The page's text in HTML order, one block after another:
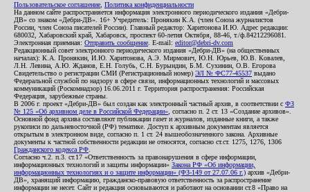
Пользовательское соглашение Политика конфиденциальности
На данном сайте распространяется информация электронного периодического издания «Дебри-
ДВ» со знаком «Дебри-ДВ». 16+ Учредитель: Пронякин К.А. (член Союза журналистов
России, член Союза писателей России). Главный редактор: Харитонова И.Ю. Адрес редакции:
680032, Хабаровский край, Хабаровск, проспект 60-летия Октября, 88-46, т./ф.84212296081.
Электронная приемная: Отправить сообщение . E-mail: editor@debri-dv.com
Редакционный совет электронного периодического издания «Дебри-ДВ» (на общественных
началах): К.А. Пронякин, И.Ю. Харитонова, А.Э. Мирмович, Ю.Н. Юрьев, Ю.В. Ковалев,
Л.Н. Левина, А.Ю. Жданов, Е.Н. Голубь, С.Н. Бурындин, Б.М. Сухинин, О.В. Егорова
Свидетельство о регистрации СМИ (Регистрационный номер) ЭЛ № ФС77-45537 выдано
Федеральной службой по надзору в сфере связи, информационных технологий и массовых
коммуникаций (Роскомнадзор) 16.06.2011 г. Территория распространения: Российская
Федерация, зарубежные страны.
В 2006 г. проект «Дебри-ДВ» был создан как электронный частный архив, в соответствии с ФЗ
№ 125 «Об архивном деле в Российской Федерации» , согласно п. 2 ст. 13 «Создание архивов».
Основной фонд архива составляют публикации газет и журналов, изданные книги, а также
рукописи по дальневосточной (РФ) тематике. Доступ к архивным документам является
открытым в электронном виде, согласно п. 1 ст. 24 вышеобозначенного закона. Архивные
документы к частной собственности редакции не относятся, согласно ст.ст. 1275, 1276, 1306
Гражданского кодекса РФ
Согласно ч.2. п.3. ст.17 «Ответственность за правонарушения в сфере информации,
информационных технологий и защиты информации» Закона РФ «Об информации,
информационных технологиях и о защите информации» (ФЗ-149 от 27.07.06 г.) архив «Дебри-
ДВ», хранящий информацию, гражданско-правовую ответственность за распространение
информации не несет. Сайт и редакция основываются и работают на основании ст.8 «Право на